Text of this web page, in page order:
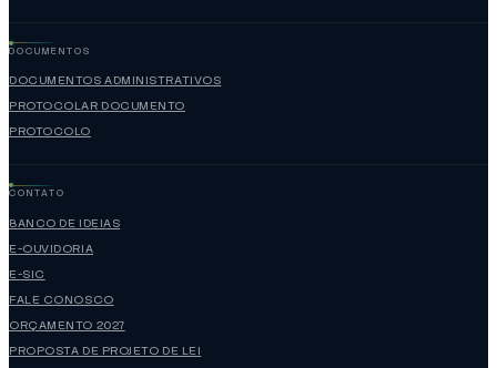
DOCUMENTOS
DOCUMENTOS ADMINISTRATIVOS
PROTOCOLAR DOCUMENTO
PROTOCOLO
CONTATO
BANCO DE IDEIAS
E-OUVIDORIA
E-SIC
FALE CONOSCO
ORÇAMENTO 2027
PROPOSTA DE PROJETO DE LEI